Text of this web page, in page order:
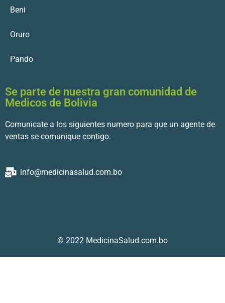
Beni
Oruro
Pando
Se parte de nuestra gran comunidad de
Medicos de Bolivia
Comunicate a los siguientes numero para que un agente de
ventas se comunique contigo.
info@medicinasalud.com.bo
© 2022 MedicinaSalud.com.bo